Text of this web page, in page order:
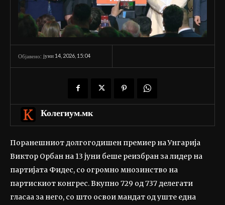
Објавено: јуни 14, 2026, 15:04
Колегиум.мк
Поранешниот долгогодишен премиер на Унгарија
Виктор Орбан на 13 јуни беше реизбран за лидер на
партијата Фидес, со огромно мнозинство на
партискиот конгрес. Вкупно 729 од 737 делегати
гласаа за него, со што освои мандат од уште една